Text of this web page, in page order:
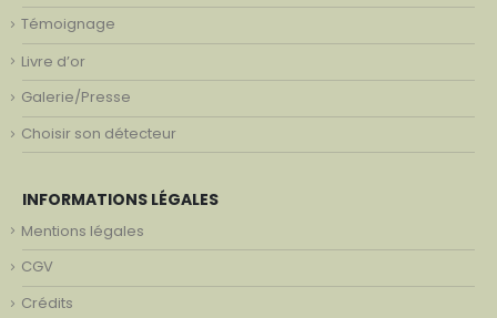
Témoignage
Livre d’or
Galerie/Presse
Choisir son détecteur
INFORMATIONS LÉGALES
Mentions légales
CGV
Crédits